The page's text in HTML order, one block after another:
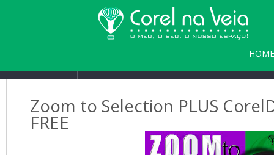
HOME
Zoom to Selection PLUS
FREE